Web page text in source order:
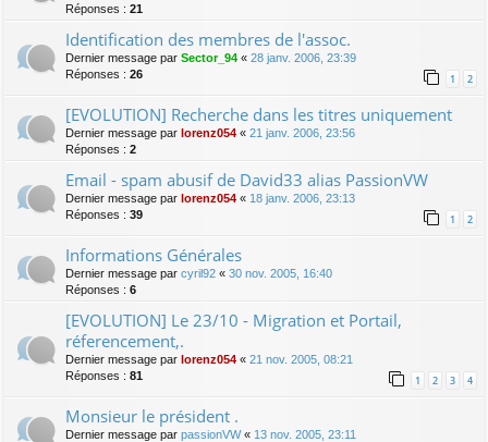
Réponses : 21
Identification des membres de l'assoc.
Dernier message par Sector_94 « 28 janv. 2006, 23:39
Réponses : 26 1 2
[EVOLUTION] Recherche dans les titres uniquement
Dernier message par lorenz054 « 21 janv. 2006, 23:56
Réponses : 2
Email - spam abusif de David33 alias PassionVW
Dernier message par lorenz054 « 18 janv. 2006, 23:13
Réponses : 39 1 2
Informations Générales
Dernier message par cyril92 « 30 nov. 2005, 16:40
Réponses : 6
[EVOLUTION] Le 23/10 - Migration et Portail,
réferencement,.
Dernier message par lorenz054 « 21 nov. 2005, 08:21
Réponses : 81 1 2 3 4
Monsieur le président .
Dernier message par passionVW« 13 nov. 2005, 23:11